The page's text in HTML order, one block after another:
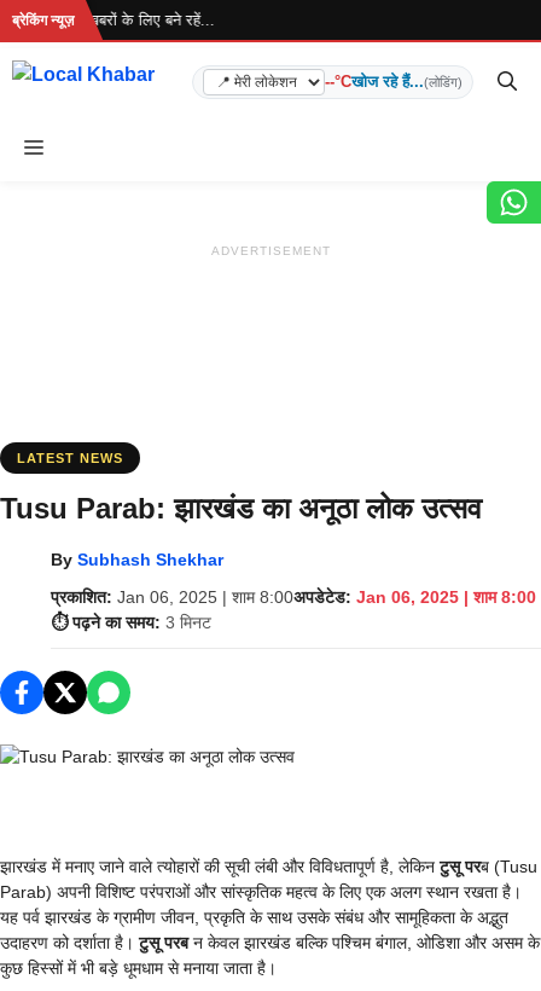
Skip
content
ब्रेकिंग न्यूज़
है... ताज़ा खबरों के लिए बने रहें...
--°Cखोज रहे हैं...(लोडिंग)
Menu
ADVERTISEMENT
LATEST NEWS
Tusu Parab: झारखंड का अनूठा लोक उत्सव
By Subhash Shekhar
प्रकाशित: Jan 06, 2025 | शाम 8:00अपडेटेड: Jan 06, 2025 | शाम 8:00
⏱️ पढ़ने का समय: 3 मिनट
झारखंड में मनाए जाने वाले त्योहारों की सूची लंबी और विविधतापूर्ण है, लेकिनटुसू परब (Tusu
Parab) अपनी विशिष्ट परंपराओं और सांस्कृतिक महत्व के लिए एक अलग स्थान रखता है।
यह पर्व झारखंड के ग्रामीण जीवन, प्रकृति के साथ उसके संबंध और सामूहिकता के अद्भुत
उदाहरण को दर्शाता है।टुसू परबन केवल झारखंड बल्कि पश्चिम बंगाल, ओडिशा और असम के
कुछ हिस्सों में भी बड़े धूमधाम से मनाया जाता है।